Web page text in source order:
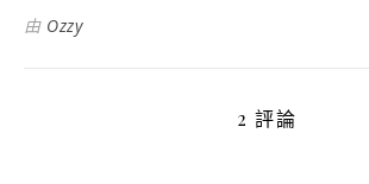
由 Ozzy
2 評論